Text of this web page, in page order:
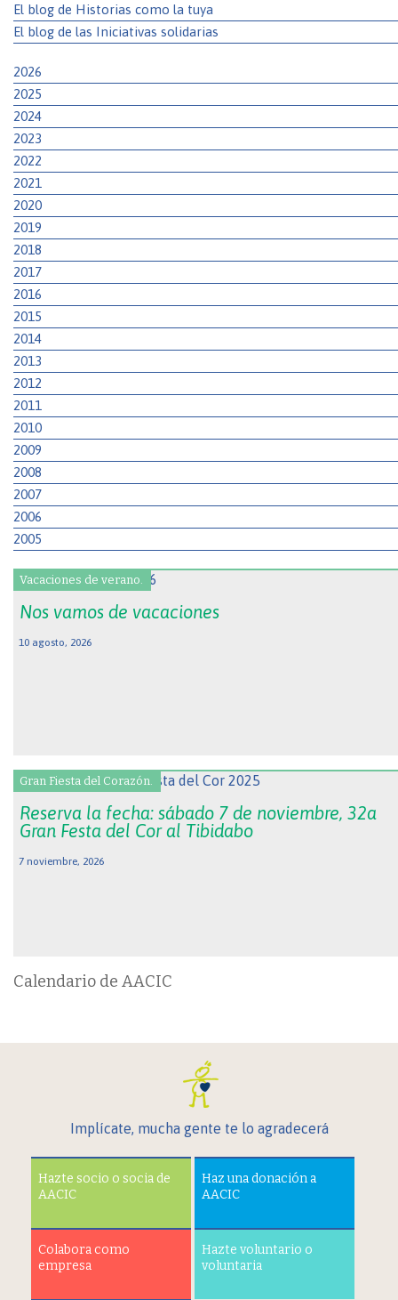
El blog de Historias como la tuya
El blog de las Iniciativas solidarias
2026
2025
2024
2023
2022
2021
2020
2019
2018
2017
2016
2015
2014
2013
2012
2011
2010
2009
2008
2007
2006
2005
Vacaciones de verano.
Nos vamos de vacaciones
10 agosto, 2026
Gran Fiesta del Corazón.
Reserva la fecha: sábado 7 de noviembre, 32a
Gran Festa del Cor al Tibidabo
7 noviembre, 2026
Calendario de AACIC
Implícate, mucha gente te lo agradecerá
Hazte socio o socia de
AACIC
Haz una donación a
AACIC
Colabora como
empresa
Hazte voluntario o
voluntaria